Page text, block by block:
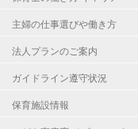
主婦の仕事選びや働き方
法人プランのご案内
ガイドライン遵守状況
保育施設情報